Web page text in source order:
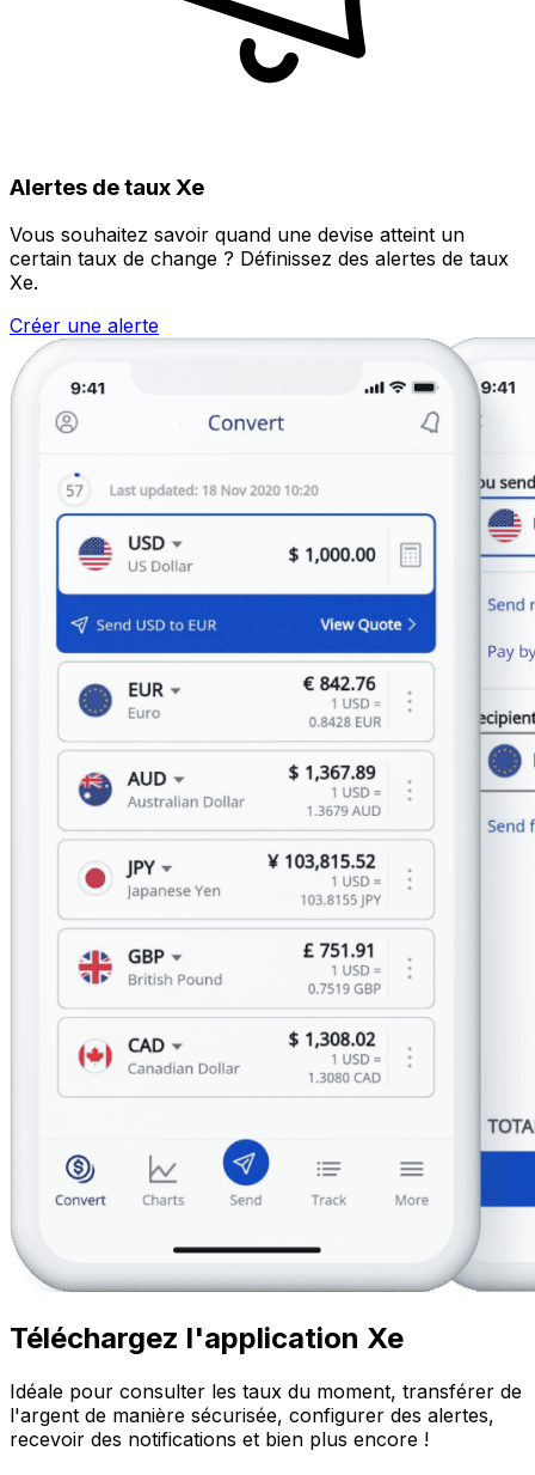
Alertes de taux Xe
Vous souhaitez savoir quand une devise atteint un
certain taux de change ? Définissez des alertes de taux
Xe.
Créer une alerte
Téléchargez l'application Xe
Idéale pour consulter les taux du moment, transférer de
l'argent de manière sécurisée, configurer des alertes,
recevoir des notifications et bien plus encore !